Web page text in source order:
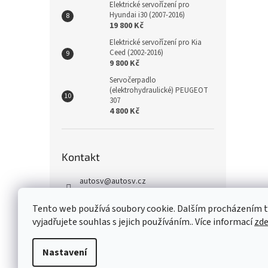
Tento web používá soubory cookie. Dalším procházením
vyjadřujete souhlas s jejich používáním.. Více informacízde
Nastavení
Elektrické servořízení pro
Hyundai i30 (2007-2016)
19 800 Kč
Elektrické servořízení pro Kia
Ceed (2002-2016)
9 800 Kč
Servočerpadlo
(elektrohydraulické) PEUGEOT
307
4 800 Kč
Kontakt
autosv@autosv.cz
+420 739 933 279